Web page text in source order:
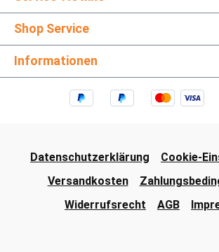
Shop Service
Informationen
Datenschutzerklärung
Cookie-
Versandkosten
Widerrufsrecht
AGB